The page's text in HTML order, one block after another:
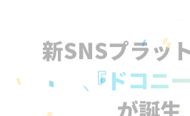
新SNSプラッ
『ドコニ
が誕生